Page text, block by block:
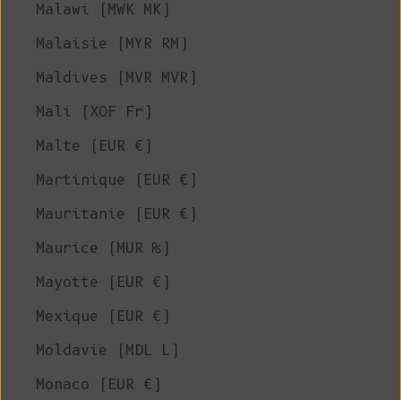
Malawi (MWK MK)
Malaisie (MYR RM)
Maldives (MVR MVR)
Mali (XOF Fr)
Malte (EUR €)
Martinique (EUR €)
Mauritanie (EUR €)
Maurice (MUR ₨)
Mayotte (EUR €)
Mexique (EUR €)
Moldavie (MDL L)
Monaco (EUR €)